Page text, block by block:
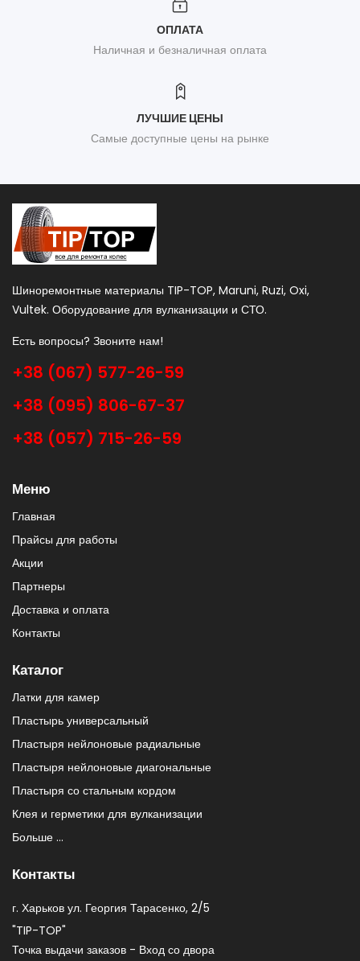
ОПЛАТА
Наличная и безналичная оплата
ЛУЧШИЕ ЦЕНЫ
Самые доступные цены на рынке
Шиноремонтные материалы TIP-TOP, Maruni, Ruzi, Oxi,
Vultek. Оборудование для вулканизации и СТО.
Есть вопросы? Звоните нам!
+38 (067) 577-26-59
+38 (095) 806-67-37
+38 (057) 715-26-59
Меню
Главная
Прайсы для работы
Акции
Партнеры
Доставка и оплата
Контакты
Каталог
Латки для камер
Пластырь универсальный
Пластыря нейлоновые радиальные
Пластыря нейлоновые диагональные
Пластыря со стальным кордом
Клея и герметики для вулканизации
Больше ...
Контакты
г. Харьков ул. Георгия Тарасенко, 2/5
"TIP-TOP"
Точка выдачи заказов - Вход со двора